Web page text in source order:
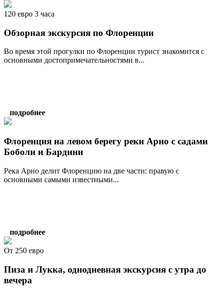
120 евро 3 часа
Обзорная экскурсия по Флоренции
Во время этой прогулки по Флоренции турист знакомится с
основными достопримечательностями в...
подробнее
Флоренция на левом берегу реки Арно с садами
Боболи и Бардини
Река Арно делит Флоренцию на две части: правую с
основными самыми известными...
подробнее
От 250 евро
Пиза и Лукка, однодневная экскурсия с утра до
вечера